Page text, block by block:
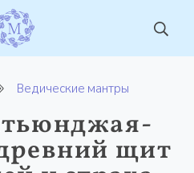
Ведические мантры
щит